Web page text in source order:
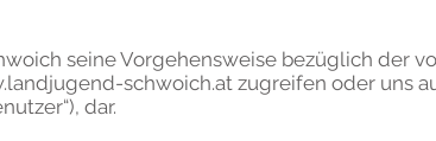
seine Vorgehensweise bezüglich der
schwoich.at zugreifen oder uns
dar.